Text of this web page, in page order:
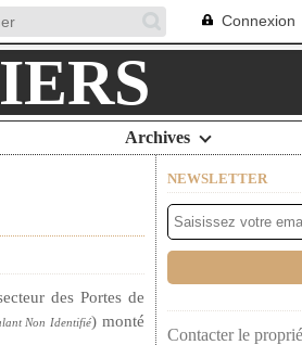
Connexion
Archives
des Portes de
Non Identifié) monté
NEWSLETTER
Contacter le